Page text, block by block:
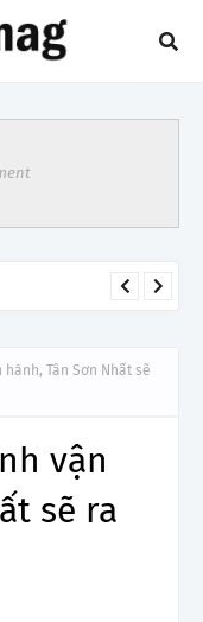
Tân Sơn Nhất sẽ
vận
sẽ ra